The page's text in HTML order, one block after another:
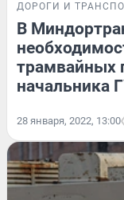
ДОРОГИ И
В
трамвайных
начальника
28 января, 2022, 13:00